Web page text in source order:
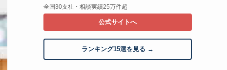
全国30支社・相談実績25万件超
公式サイトへ
ランキング15選を見る →